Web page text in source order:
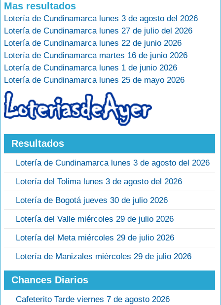
Mas resultados
Lotería de Cundinamarca lunes 3 de agosto del 2026
Lotería de Cundinamarca lunes 27 de julio del 2026
Lotería de Cundinamarca lunes 22 de junio 2026
Lotería de Cundinamarca martes 16 de junio 2026
Lotería de Cundinamarca lunes 1 de junio 2026
Lotería de Cundinamarca lunes 25 de mayo 2026
Resultados
Lotería de Cundinamarca lunes 3 de agosto del 2026
Lotería del Tolima lunes 3 de agosto del 2026
Lotería de Bogotá jueves 30 de julio 2026
Lotería del Valle miércoles 29 de julio 2026
Lotería del Meta miércoles 29 de julio 2026
Lotería de Manizales miércoles 29 de julio 2026
Chances Diarios
Cafeterito Tarde viernes 7 de agosto 2026